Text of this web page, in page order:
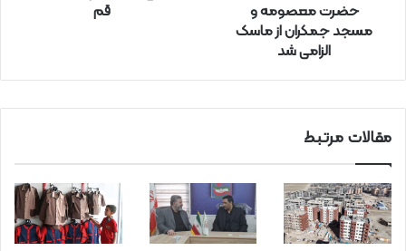
حضرت معصومه و
مسجد جمکران از ماسک
الزامی شد
قم
مقالات مرتبط